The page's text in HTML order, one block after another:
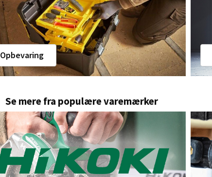
Opbevaring
Se mere fra populære varemærker